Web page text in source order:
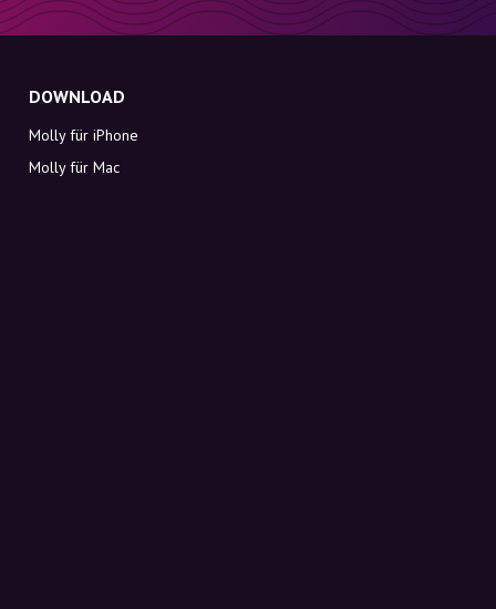
DOWNLOAD
Molly für iPhone
Molly für Mac